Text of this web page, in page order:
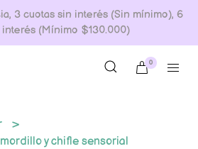
3 cuotas sin interés (Sin mínimo), 6
interés (Mínimo $130.000)
0
y chifle sensorial